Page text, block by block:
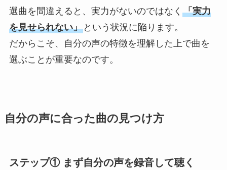
選曲を間違えると、実力がないのではなく 「実力
を見せられない」という状況に陥ります。
だからこそ、自分の声の特徴を理解した上で曲を
選ぶことが重要なのです。
自分の声に合った曲の見つけ方
ステップ① まず自分の声を録音して聴く